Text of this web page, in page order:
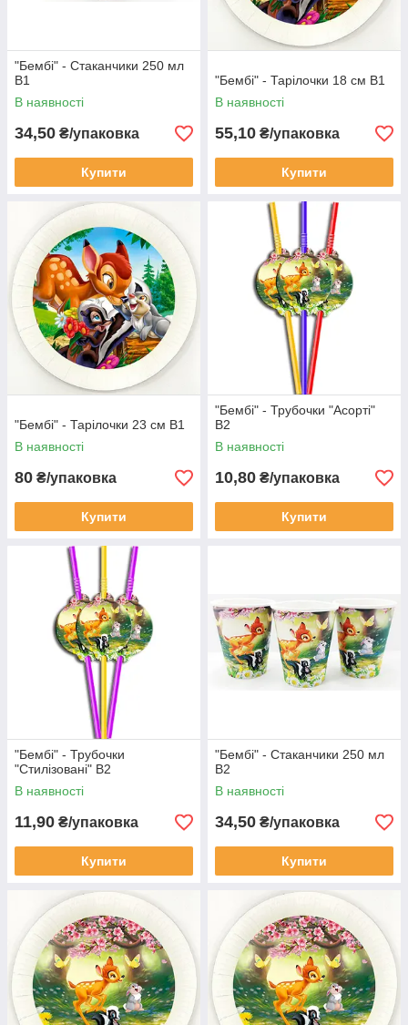
"Бембі" - Стаканчики 250 мл
В1
В наявності
34,50 ₴/упаковка
Купити
"Бембі" - Тарілочки 18 см В1
В наявності
55,10 ₴/упаковка
Купити
"Бембі" - Тарілочки 23 см В1
В наявності
80 ₴/упаковка
Купити
"Бембі" - Трубочки "Асорті"
В2
В наявності
10,80 ₴/упаковка
Купити
"Бембі" - Трубочки
"Стилізовані" В2
В наявності
11,90 ₴/упаковка
Купити
"Бембі" - Стаканчики 250 мл
В2
В наявності
34,50 ₴/упаковка
Купити